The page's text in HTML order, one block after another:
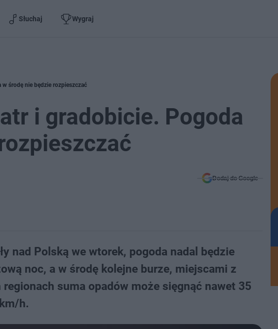
Słuchaj Wygraj
środę nie będzie rozpieszczać
i gradobicie. Pogoda
Dodaj do Google
nad Polską we wtorek, pogoda nadal będzie
noc, a w środę kolejne burze, miejscami z
suma opadów może sięgnąć nawet 35
h.